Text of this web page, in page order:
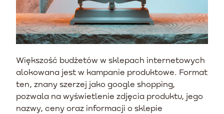
Większość budżetów w sklepach internetowych
alokowana jest w kampanie produktowe. Format
ten, znany szerzej jako google shopping,
pozwala na wyświetlenie zdjęcia produktu, jego
nazwy, ceny oraz informacji o sklepie